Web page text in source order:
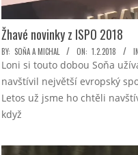
Žhavé novinky z ISPO 2018
2018-
02-
01
BY: SOŇA A MICHAL ON: 1.2.2018
Loni si touto dobou Soňa
navštívil největší evropský
Letos už jsme ho chtěli
když